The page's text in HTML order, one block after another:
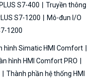
S7-400
Truyền thông
S7-1200
Mô-đun I/O
1200
hình Simatic HMI Comfort
hình HMI Comfort PRO
Thành phần hệ thống HMI